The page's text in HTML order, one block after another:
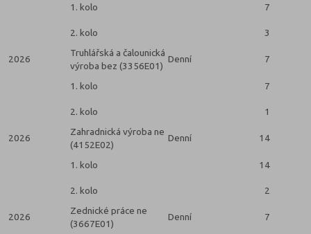
1. kolo 7
2. kolo 3
2026
Truhlářská a čalounická
výroba bez (3356E01)
Denní 7
1. kolo 7
2. kolo 1
2026
Zahradnická výroba ne
(4152E02)
Denní 14
1. kolo 14
2. kolo 2
2026
Zednické práce ne
(3667E01)
Denní 7